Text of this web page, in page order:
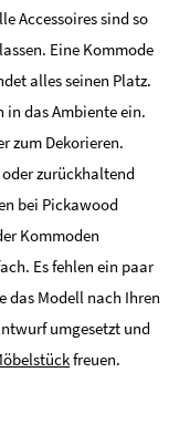
Accessoires sind so
Eine Kommode
alles seinen Platz.
in das Ambiente ein.
zum Dekorieren.
zurückhaltend
bei Pickawood
Kommoden
Es fehlen ein paar
das Modell nach Ihren
umgesetzt und
freuen.